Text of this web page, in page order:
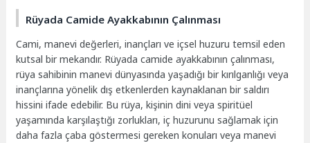
Rüyada Camide Ayakkabının Çalınması
Cami, manevi değerleri, inançları ve içsel huzuru temsil eden
kutsal bir mekandır. Rüyada camide ayakkabının çalınması,
rüya sahibinin manevi dünyasında yaşadığı bir kırılganlığı veya
inançlarına yönelik dış etkenlerden kaynaklanan bir saldırı
hissini ifade edebilir. Bu rüya, kişinin dini veya spiritüel
yaşamında karşılaştığı zorlukları, iç huzurunu sağlamak için
daha fazla çaba göstermesi gereken konuları veya manevi